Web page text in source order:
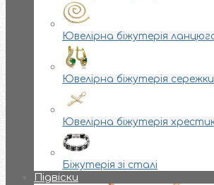
Ювелірна біжутерія
Ювелірна біжутерія сережки
Ювелірна біжутерія
Біжутерія зі сталі
Підвіски